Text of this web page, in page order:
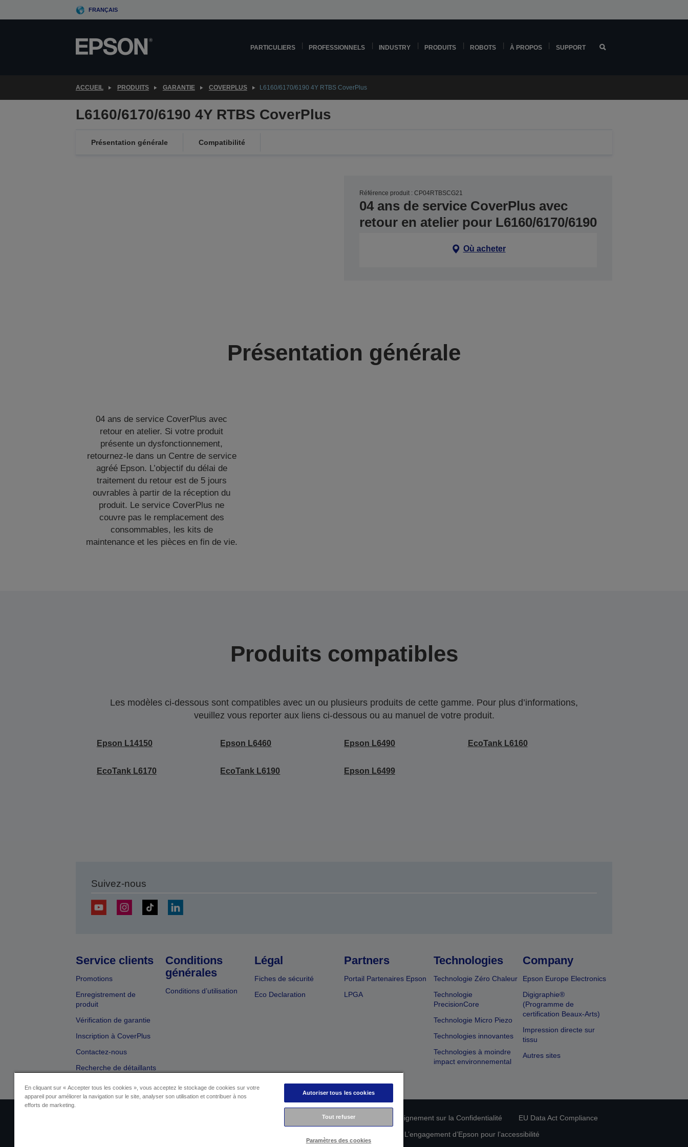
to
FRANÇAIS
PARTICULIERS PROFESSIONNELS INDUSTRY PRODUITS ROBOTS À PROPOS SUPPORT
ACCUEIL PRODUITS GARANTIE COVERPLUS L6160/6170/6190 4Y RTBS CoverPlus
L6160/6170/6190 4Y RTBS CoverPlus
Présentation générale Compatibilité
Référence produit : CP04RTBSCG21
04 ans de service CoverPlus avec
retour en atelier pour L6160/6170/6190
Où acheter
Présentation générale
04 ans de service CoverPlus avec
retour en atelier. Si votre produit
présente un dysfonctionnement,
retournez-le dans un Centre de service
agréé Epson. L’objectif du délai de
traitement du retour est de 5 jours
ouvrables à partir de la réception du
produit. Le service CoverPlus ne
couvre pas le remplacement des
consommables, les kits de
maintenance et les pièces en fin de vie.
Produits compatibles
Les modèles ci-dessous sont compatibles avec un ou plusieurs produits de cette gamme. Pour plus d’informations,
veuillez vous reporter aux liens ci-dessous ou au manuel de votre produit.
Epson L14150 Epson L6460 Epson L6490 EcoTank L6160
EcoTank L6170 EcoTank L6190 Epson L6499
Suivez-nous
Service clients
Promotions
Enregistrement de
produit
Vérification de garantie
Inscription à CoverPlus
Contactez-nous
Recherche de détaillants
Conditions
générales
Conditions d’utilisation
Légal
Fiches de sécurité
Eco Declaration
Partners
Portail Partenaires Epson
LPGA
Technologies
Technologie Zéro Chaleur
Technologie
PrecisionCore
Technologie Micro Piezo
Technologies innovantes
Technologies à moindre
impact environnemental
Company
Epson Europe Electronics
Digigraphie®
(Programme de
certification Beaux-Arts)
Impression directe sur
tissu
Autres sites
Déclaration de Renseignement sur la Confidentialité
EU Data Act Compliance
L’engagement d’Epson pour l’accessibilité
En cliquant sur « Accepter tous les cookies », vous acceptez le stockage de cookies sur votre
appareil pour améliorer la navigation sur le site, analyser son utilisation et contribuer à nos
efforts de marketing.
Autoriser tous les cookies
Tout refuser
Paramètres des cookies